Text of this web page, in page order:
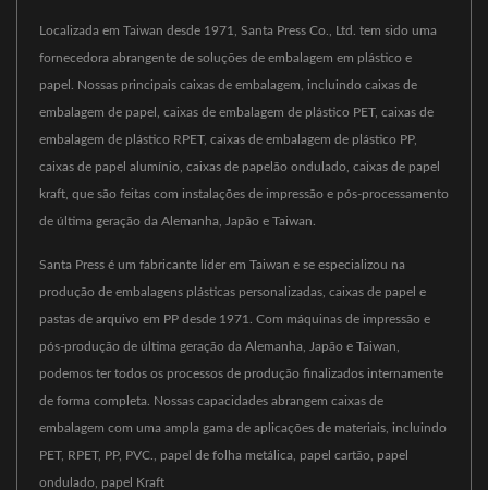
Localizada em Taiwan desde 1971, Santa Press Co., Ltd. tem sido uma
fornecedora abrangente de soluções de embalagem em plástico e
papel. Nossas principais caixas de embalagem, incluindo caixas de
embalagem de papel, caixas de embalagem de plástico PET, caixas de
embalagem de plástico RPET, caixas de embalagem de plástico PP,
caixas de papel alumínio, caixas de papelão ondulado, caixas de papel
kraft, que são feitas com instalações de impressão e pós-processamento
de última geração da Alemanha, Japão e Taiwan.
Santa Press é um fabricante líder em Taiwan e se especializou na
produção de embalagens plásticas personalizadas, caixas de papel e
pastas de arquivo em PP desde 1971. Com máquinas de impressão e
pós-produção de última geração da Alemanha, Japão e Taiwan,
podemos ter todos os processos de produção finalizados internamente
de forma completa. Nossas capacidades abrangem caixas de
embalagem com uma ampla gama de aplicações de materiais, incluindo
PET, RPET, PP, PVC., papel de folha metálica, papel cartão, papel
ondulado, papel Kraft